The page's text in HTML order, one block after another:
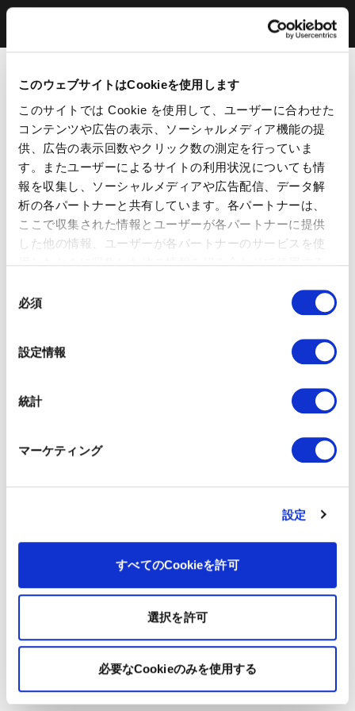
このウェブサイトはCookieを使用します
このサイトでは Cookie を使用して、ユーザーに合わせた
コンテンツや広告の表示、ソーシャルメディア機能の提
供、広告の表示回数やクリック数の測定を行っていま
す。またユーザーによるサイトの利用状況についても情
報を収集し、ソーシャルメディアや広告配信、データ解
析の各パートナーと共有しています。各パートナーは、
ここで収集された情報とユーザーが各パートナーに提供
した他の情報、ユーザーが各パートナーのサービスを使
ッキーに同意したことになります。
必須
設定情報
統計
マーケティング
設定
すべてのCookieを許可
選択を許可
必要なCookieのみを使用する